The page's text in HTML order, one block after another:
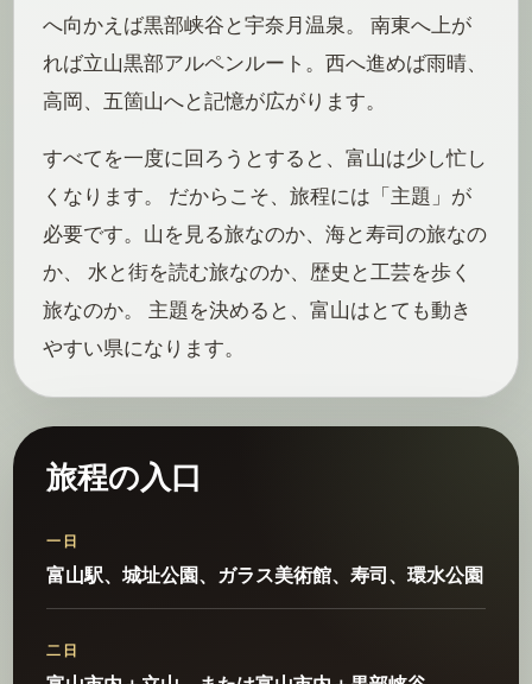
へ向かえば黒部峡谷と宇奈月温泉。 南東へ上が
れば立山黒部アルペンルート。西へ進めば雨晴、
高岡、五箇山へと記憶が広がります。
すべてを一度に回ろうとすると、富山は少し忙し
くなります。 だからこそ、旅程には「主題」が
必要です。山を見る旅なのか、海と寿司の旅なの
か、 水と街を読む旅なのか、歴史と工芸を歩く
旅なのか。 主題を決めると、富山はとても動き
やすい県になります。
旅程の入口
一日
富山駅、城址公園、ガラス美術館、寿司、環水公園
二日